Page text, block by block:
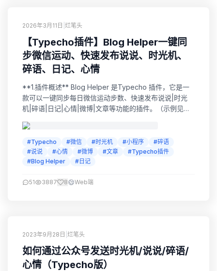
2026年3月11日 烂笔头
【Typecho插件】Blog Helper一键同
步微信运动、快速发布说说、时光机、
碎语、日记、心情
**1.插件概述** Blog Helper 是Typecho 插件，它是一
款可以一键同步每日微信运动步数、快速发布说说|时光
机|碎语|日记|心情|微博|文章等功能的插件。（示例见右
这个功能，我几年前就参考过其他博友的文章，也捣鼓过
很多种玩法及方式，文章就发布过三篇（可查看下面历史
文章）。后期基本一直就是用公众号发布文章。 然后去年
开始，...
#Typecho #微信 #时光机 #小程序
#碎语
#说说
#心情 #微博 #文章
#Typecho插件
#Blog Helper
#日记
51 3887 8 Web端
2023年9月28日 烂笔头
如何通过公众号发送时光机/说说/碎语/
心情（Typecho版）